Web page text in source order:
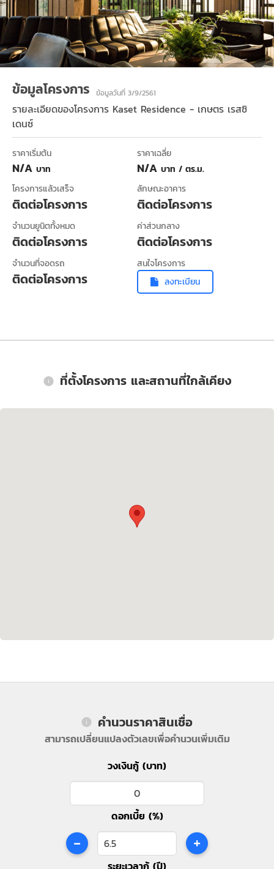
ข้อมูลโครงการ ข้อมูลวันที่ 3/9/2561
รายละเอียดของโครงการ Kaset Residence - เกษตร เรสซิ
เดนซ์
ราคาเริ่มต้น
N/A บาท
ราคาเฉลี่ย
N/A บาท / ตร.ม.
โครงการแล้วเสร็จ
ติดต่อโครงการ
ลักษณะอาคาร
ติดต่อโครงการ
จำนวนยูนิตทั้งหมด
ติดต่อโครงการ
ค่าส่วนกลาง
ติดต่อโครงการ
จำนวนที่จอดรถ
ติดต่อโครงการ
สนใจโครงการ
ลงทะเบียน
ที่ตั้งโครงการ และสถานที่ใกล้เคียง
คำนวนราคาสินเชื่อ
สามารถเปลี่ยนแปลงตัวเลขเพื่อคำนวนเพิ่มเติม
วงเงินกู้ (บาท)
ดอกเบี้ย (%)
- +
ระยะเวลากู้ (ปี)